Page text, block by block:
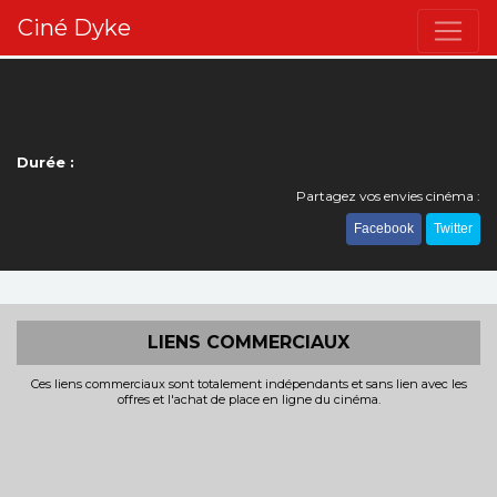
Ciné Dyke
Durée :
Partagez vos envies cinéma :
Facebook Twitter
LIENS COMMERCIAUX
Ces liens commerciaux sont totalement indépendants et sans lien avec les
offres et l'achat de place en ligne du cinéma.